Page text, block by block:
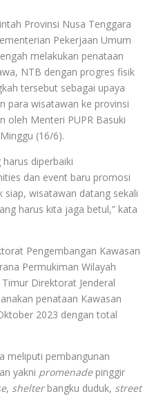
Provinsi Nusa Tenggara
Pekerjaan Umum
melakukan penataan
NTB dengan progres fisik
tersebut sebagai upaya
para wisatawan ke provinsi
oleh Menteri PUPR Basuki
(16/6).
diperbaiki
dan event baru promosi
siap, wisatawan datang sekali
harus kita jaga betul,” kata
Pengembangan Kawasan
Permukiman Wilayah
Direktorat Jenderal
penataan Kawasan
2023 dengan total
meliputi pembangunan
yakni promenade pinggir
, shelter bangku duduk, street